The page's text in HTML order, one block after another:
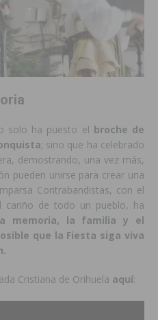
solo ha puesto el broche de
; sino que ha celebrado
demostrando, una vez más,
pueden unirse para crear una
Contrabandistas, con el
cariño de todo un pueblo, ha
memoria, la familia y el
que la Fiesta siga viva
Cristiana de Orihuela aquí: